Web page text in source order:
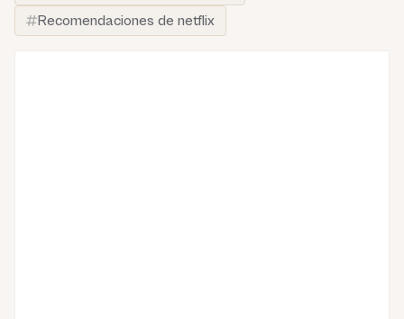
Recomendaciones de netflix